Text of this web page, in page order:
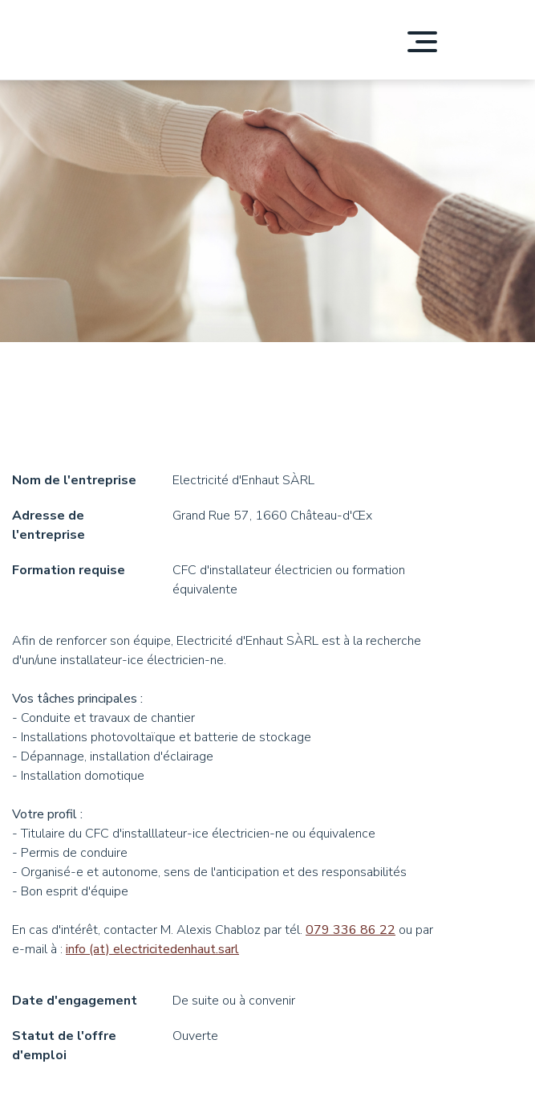
Nom de l'entreprise
Electricité d'Enhaut SÀRL
Adresse de
l'entreprise
Grand Rue 57, 1660 Château-d'Œx
Formation requise
CFC d'installateur électricien ou formation
équivalente
Afin de renforcer son équipe, Electricité d'Enhaut SÀRL est à la recherche
d'un/une installateur-ice électricien-ne.
Vos tâches principales :
- Conduite et travaux de chantier
- Installations photovoltaïque et batterie de stockage
- Dépannage, installation d'éclairage
- Installation domotique
Votre profil :
- Titulaire du CFC d'installlateur-ice électricien-ne ou équivalence
- Permis de conduire
- Organisé-e et autonome, sens de l'anticipation et des responsabilités
- Bon esprit d'équipe
En cas d'intérêt, contacter M. Alexis Chabloz par tél. 079 336 86 22 ou par
e-mail à : info (at) electricitedenhaut.sarl
Date d'engagement
De suite ou à convenir
Statut de l'offre
d'emploi
Ouverte